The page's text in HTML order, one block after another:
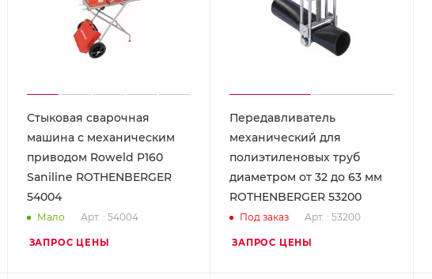
Стыковая сварочная
машина с механическим
приводом Roweld P160
Saniline ROTHENBERGER
54004
Мало Арт. : 54004
ЗАПРОС ЦЕНЫ
Передавливатель
механический для
полиэтиленовых труб
диаметром от 32 до 63 мм
ROTHENBERGER 53200
Под заказ Арт. : 53200
ЗАПРОС ЦЕНЫ